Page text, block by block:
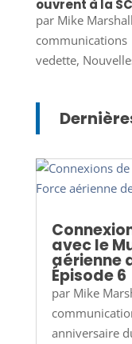
ouvrent à la
par Mike
communications
vedette,
avec le
aérienne
Épisode 6
par Mike
anniversaire